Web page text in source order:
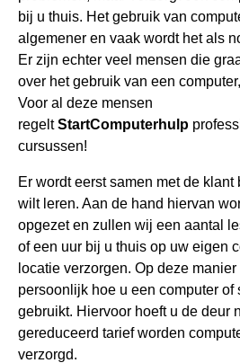
bij u thuis. Het gebruik van
algemener en vaak wordt het als
Er zijn echter veel mensen die
over het gebruik van een
Voor al deze mensen
regeltStartComputerhulp
cursussen!
Er wordt eerst samen met de
wilt leren. Aan de hand hiervan
opgezet en zullen wij een aantal
of een uur bij u thuis op uw eigen
locatie verzorgen. Op deze
persoonlijk hoe u een computer of
gebruikt. Hiervoor hoeft u de deur
gereduceerd tarief worden
verzorgd.